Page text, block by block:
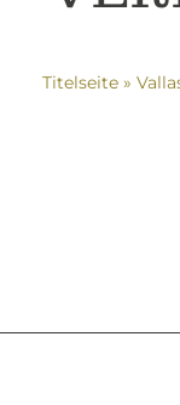
Titelseite »